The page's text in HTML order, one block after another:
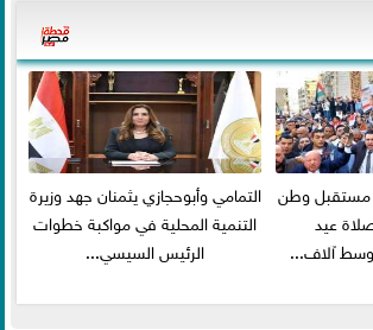
مستقبل وطن
عيد
آلاف...
التمامي وأبوحجازي يثمنان جهد وزيرة
التنمية المحلية في مواكبة خطوات
الرئيس السيسي...